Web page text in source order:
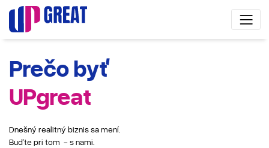
Prečo byť
UPgreat
Dnešný realitný biznis sa mení.
Buďte pri tom - s nami.